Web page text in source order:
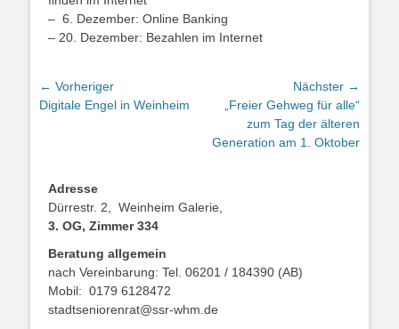
– 6. Dezember: Online Banking
– 20. Dezember: Bezahlen im Internet
Beitragsnavigation
← Vorheriger
Vorheriger
Digitale Engel in Weinheim
Nächster →
Nächster„Freier Gehweg für alle“
zum Tag der älteren
Generation am 1. Oktober
Adresse
Dürrestr. 2, Weinheim Galerie,
3. OG, Zimmer 334
Beratung allgemein
nach Vereinbarung: Tel. 06201 / 184390 (AB)
Mobil: 0179 6128472
stadtseniorenrat@ssr-whm.de